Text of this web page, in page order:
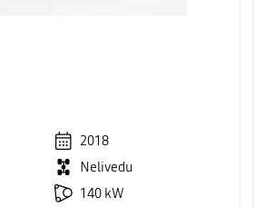
2018
Nelivedu
140 kW